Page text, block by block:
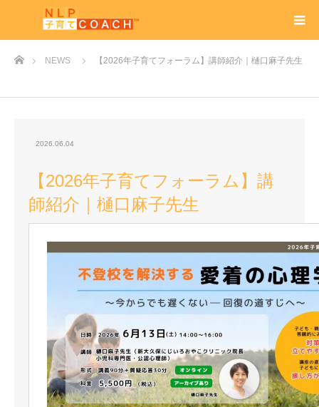
ホームNEWS 【2026年子育てフォーラム】講師紹介｜樋口麻子先生
2026.06.04
【2026年子育てフォーラム】講
師紹介｜樋口麻子先生